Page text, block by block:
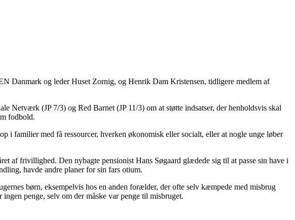
Danmark og leder Huset Zornig, og Henrik Dam Kristensen, tidligere medlem af
Netværk (JP 7/3) og Red Barnet (JP 11/3) om at støtte indsatser, der henholdsvis skal
fodbold.
i familier med få ressourcer, hverken økonomisk eller socialt, eller at nogle unge løber
af frivillighed. Den nybagte pensionist Hans Søgaard glædede sig til at passe sin have i
havde andre planer for sin fars otium.
børn, eksempelvis hos en anden forælder, der ofte selv kæmpede med misbrug
penge, selv om der måske var penge til misbruget.